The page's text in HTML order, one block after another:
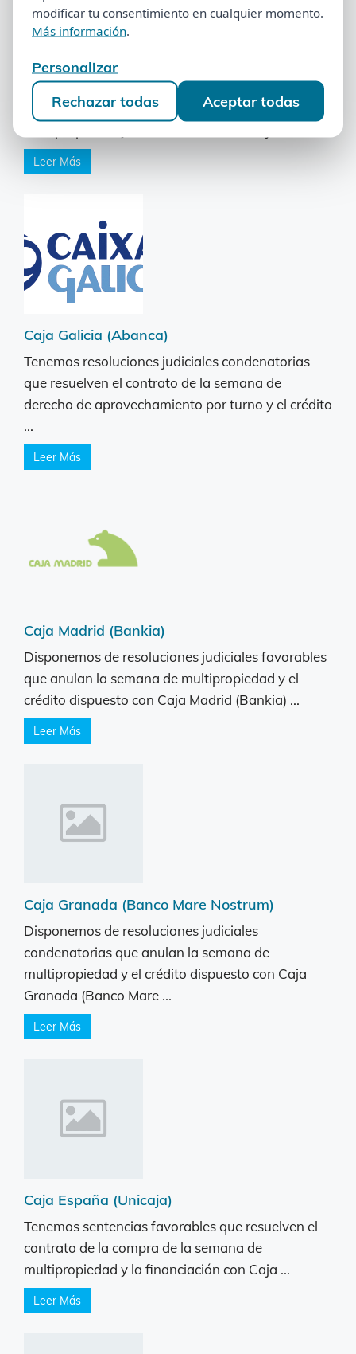
Cajamar
Tenemos sentencias favorables que resuelven el
contrato de la compra de la semana de
Leer Más
Caja Galicia (Abanca)
Tenemos resoluciones judiciales condenatorias
que resuelven el contrato de la semana de
derecho de aprovechamiento por turno y el crédito
...
Leer Más
Caja Madrid (Bankia)
Disponemos de resoluciones judiciales favorables
que anulan la semana de multipropiedad y el
crédito dispuesto con Caja Madrid (Bankia) ...
Leer Más
Caja Granada (Banco Mare Nostrum)
Disponemos de resoluciones judiciales
condenatorias que anulan la semana de
multipropiedad y el crédito dispuesto con Caja
Granada (Banco Mare ...
Leer Más
Caja España (Unicaja)
Tenemos sentencias favorables que resuelven el
contrato de la compra de la semana de
multipropiedad y la financiación con Caja ...
Leer Más
modificar tu consentimiento en cualquier momento.
Más información.
Personalizar
Rechazar todas
Aceptar todas
modificar tu consentimiento en cualquier momento.
Más información
Personalizar
Rechazar todas
Aceptar todas